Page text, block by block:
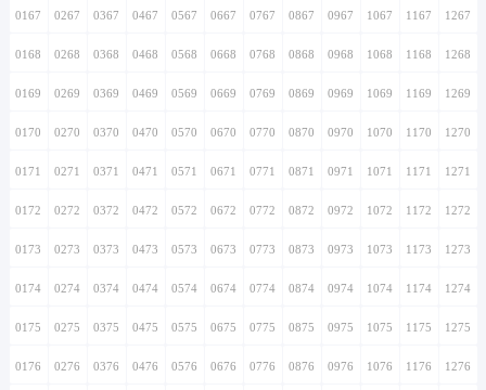
0167 0267 0367 0467 0567 0667 0767 0867 0967 1067 1167 1267
0168 0268 0368 0468 0568 0668 0768 0868 0968 1068 1168 1268
0169 0269 0369 0469 0569 0669 0769 0869 0969 1069 1169 1269
0170 0270 0370 0470 0570 0670 0770 0870 0970 1070 1170 1270
0171 0271 0371 0471 0571 0671 0771 0871 0971 1071 1171 1271
0172 0272 0372 0472 0572 0672 0772 0872 0972 1072 1172 1272
0173 0273 0373 0473 0573 0673 0773 0873 0973 1073 1173 1273
0174 0274 0374 0474 0574 0674 0774 0874 0974 1074 1174 1274
0175 0275 0375 0475 0575 0675 0775 0875 0975 1075 1175 1275
0176 0276 0376 0476 0576 0676 0776 0876 0976 1076 1176 1276